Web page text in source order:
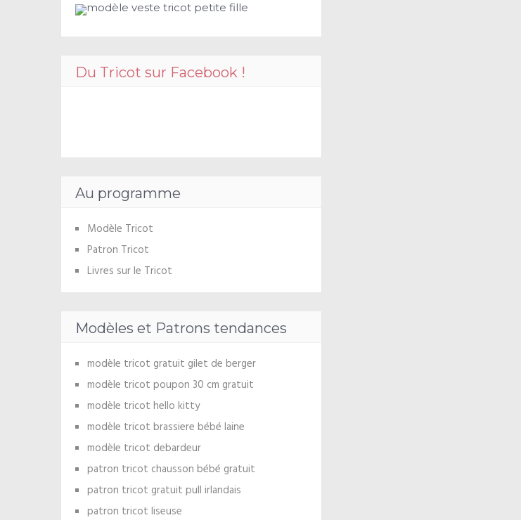
modèle veste tricot petite fille
Du Tricot sur Facebook !
Au programme
Modèle Tricot
Patron Tricot
Livres sur le Tricot
Modèles et Patrons tendances
modèle tricot gratuit gilet de berger
modèle tricot poupon 30 cm gratuit
modèle tricot hello kitty
modèle tricot brassiere bébé laine
modèle tricot debardeur
patron tricot chausson bébé gratuit
patron tricot gratuit pull irlandais
patron tricot liseuse